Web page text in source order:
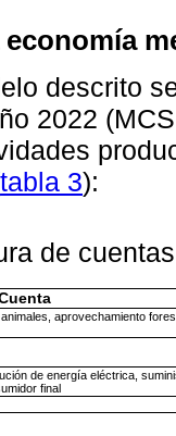
descrito
2022
tabla 3):
de
aprovechamiento
de energía eléctrica,
final